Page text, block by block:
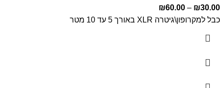
₪30.00
–
₪60.00
כבל למקרופון\גיטרה XLR באורך 5 עד 10 מטר